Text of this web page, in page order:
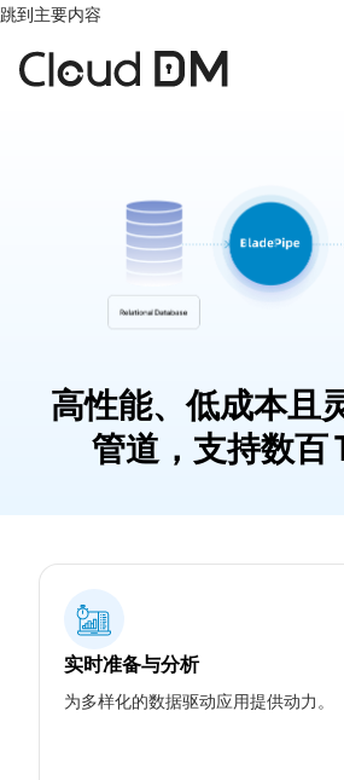
跳到主要内容
高性能、低成本且
管道，支持数百
实时准备与分析
为多样化的数据驱动应用提供动力。